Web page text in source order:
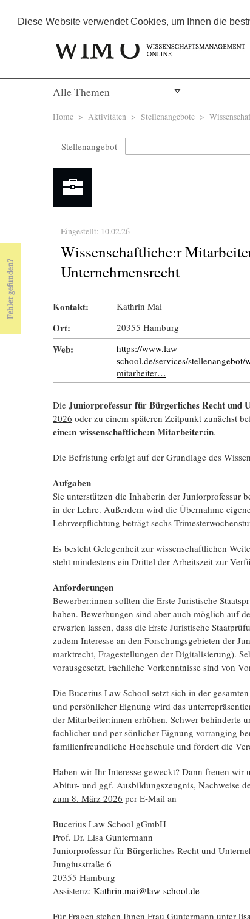
Diese Website verwendet Cookies, um Ihnen die
Alle Themen
Sie sind hier
Home > Aktivitäten > Stellenangebote >
Stellenangebot
Eingestellt: 10.02.26
Wissenschaftliche:r
Unternehmensrecht
Kontakt: Kathrin Mai
Ort: 20355 Hamburg
Web:
https://www.law-
school.de/services/stellenangebot/
mitarbeiter…
Die Juniorprofessur für Bürgerliches Recht und
2026 oder zu einem späteren Zeitpunkt zunächst
eine:n wissenschaftliche:n Mitarbeiter:in.
Die Befristung erfolgt auf der Grundlage des
Aufgaben
Sie unterstützen die Inhaberin der Juniorprofessur
in der Lehre. Außerdem wird die Übernahme
Lehrverpflichtung beträgt sechs
Es besteht Gelegenheit zur wissenschaftlichen
steht mindestens ein Drittel der Arbeitszeit zur
Anforderungen
Bewerber:innen sollten die Erste Juristische
haben. Bewerbungen sind aber auch möglich auf
erwarten lassen, dass die Erste Juristische
zudem Interesse an den Forschungsgebieten der
marktrecht, Fragestellungen der Digitalisierung).
vorausgesetzt. Fachliche Vorkenntnisse sind von
Die Bucerius Law School setzt sich in der
und persönlicher Eignung wird das
der Mitarbeiter:innen erhöhen. Schwer-behinderte
fachlicher und per-sönlicher Eignung vorranging
familienfreundliche Hochschule und fördert die
Haben wir Ihr Interesse geweckt? Dann freuen
Abitur- und ggf. Ausbildungszeugnis, Nachweise
zum 8. März 2026 per E-Mail an
Bucerius Law School gGmbH
Prof. Dr. Lisa Guntermann
Juniorprofessur für Bürgerliches Recht und
Jungiusstraße 6
20355 Hamburg
Assistenz: Kathrin.mai@law-school.de
Für Fragen stehen Ihnen Frau Guntermann unter